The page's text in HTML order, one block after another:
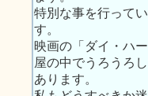
特別な事を行って
す。
映画の「ダイ・ハ
屋の中でうろうろ
あります。